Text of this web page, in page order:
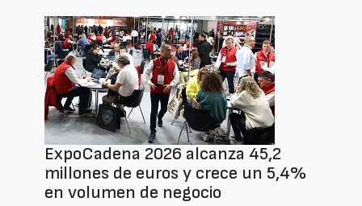
ExpoCadena 2026 alcanza 45,2
millones de euros y crece un 5,4%
en volumen de negocio